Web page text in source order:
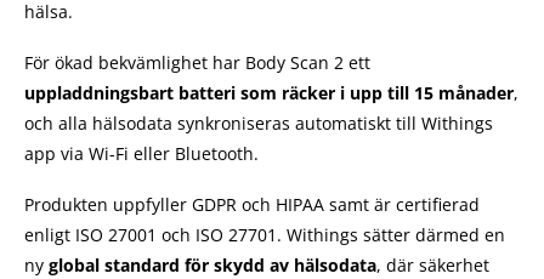
hälsa.
För ökad bekvämlighet har Body Scan 2 ett
uppladdningsbart batteri som räcker i upp till 15 månader,
och alla hälsodata synkroniseras automatiskt till Withings
app via Wi-Fi eller Bluetooth.
Produkten uppfyller GDPR och HIPAA samt är certifierad
enligt ISO 27001 och ISO 27701. Withings sätter därmed en
ny global standard för skydd av hälsodata, där säkerhet